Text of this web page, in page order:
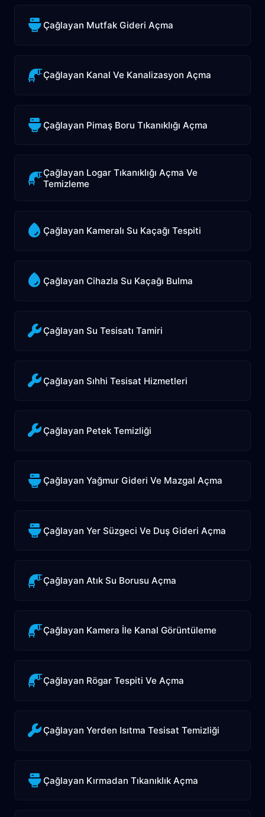
Çağlayan Mutfak Gideri Açma
Çağlayan Kanal Ve Kanalizasyon Açma
Çağlayan Pimaş Boru Tıkanıklığı Açma
Çağlayan Logar Tıkanıklığı Açma Ve
Temizleme
Çağlayan Kameralı Su Kaçağı Tespiti
Çağlayan Cihazla Su Kaçağı Bulma
Çağlayan Su Tesisatı Tamiri
Çağlayan Sıhhi Tesisat Hizmetleri
Çağlayan Petek Temizliği
Çağlayan Yağmur Gideri Ve Mazgal Açma
Çağlayan Yer Süzgeci Ve Duş Gideri Açma
Çağlayan Atık Su Borusu Açma
Çağlayan Kamera İle Kanal Görüntüleme
Çağlayan Rögar Tespiti Ve Açma
Çağlayan Yerden Isıtma Tesisat Temizliği
Çağlayan Kırmadan Tıkanıklık Açma